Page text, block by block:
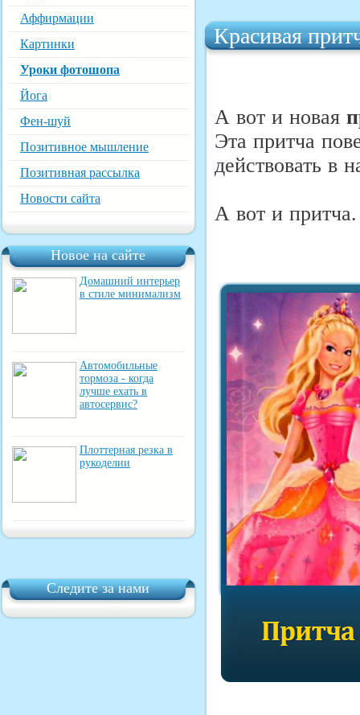
Аффирмации
Картинки
Уроки фотошопа
Йога
Фен-шуй
Позитивное мышление
Позитивная рассылка
Новости сайта
Новое на сайте
Домашний интерьер
в стиле минимализм
Автомобильные
тормоза - когда
лучше ехать в
автосервис?
Плоттерная резка в
рукоделии
Следите за нами
Красивая
А вот и новая
Эта притча
действовать в
А вот и притча.